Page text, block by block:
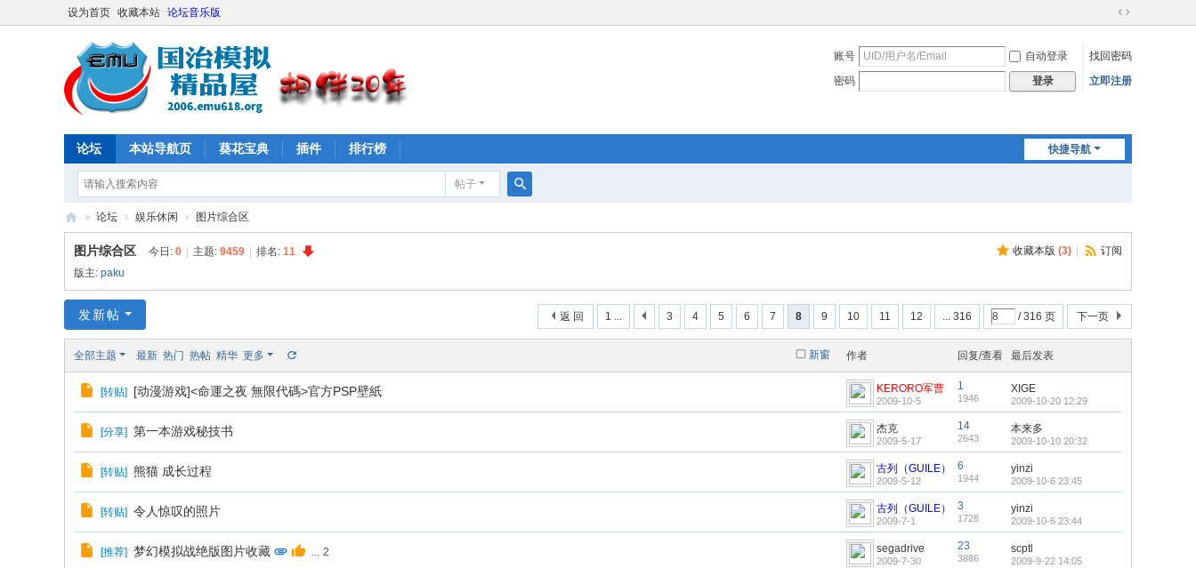
设为首页 收藏本站 论坛音乐版
切
到
宽
账号 自动登录
找回密码
密码
登录 立即注册
快捷导航
论坛 本站导航页 葵花宝典 插件 排行榜
帖子
索
E
M
U
社
» 论坛 › 娱乐休闲 › 图片综合区
收藏本版 (3) 订阅
图片综合区 今日: 0 主题: 9459 排名: 11
版主: paku
1 ... 3 4 5 6 7 8 9 10 11 12 ... 316 / 316 页 下一页
返 回
发新帖
新窗
全部主题 最新 热门 热帖 精华 更多 作者 回复/查看 最后发表
[转贴] [动漫游戏]<命運之夜 無限代碼>官方PSP壁紙 KERORO军曹
2009-10-5
1
1946
XIGE
2009-10-20 12:29
[分享] 第一本游戏秘技书 杰克
2009-5-17
14
2643
本来多
2009-10-10 20:32
[转贴] 熊猫 成长过程 古列（GUILE）
2009-5-12
6
1944
yinzi
2009-10-6 23:45
[转贴] 令人惊叹的照片 古列（GUILE）
2009-7-1
3
1728
yinzi
2009-10-6 23:44
[推荐] 梦幻模拟战绝版图片收藏 ... 2 segadrive
2009-7-30
23
3886
scptl
2009-9-22 14:05